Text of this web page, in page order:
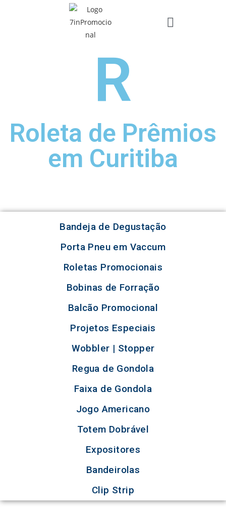
R
Roleta de Prêmios
em Curitiba
Bandeja de Degustação
Porta Pneu em Vaccum
Roletas Promocionais
Bobinas de Forração
Balcão Promocional
Projetos Especiais
Wobbler | Stopper
Regua de Gondola
Faixa de Gondola
Jogo Americano
Totem Dobrável
Expositores
Bandeirolas
Clip Strip